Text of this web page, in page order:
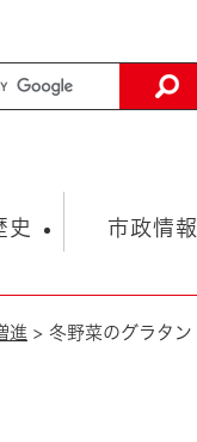
ツ まちづくり・協働
史 市政情報
画
進 > 冬野菜のグラタン